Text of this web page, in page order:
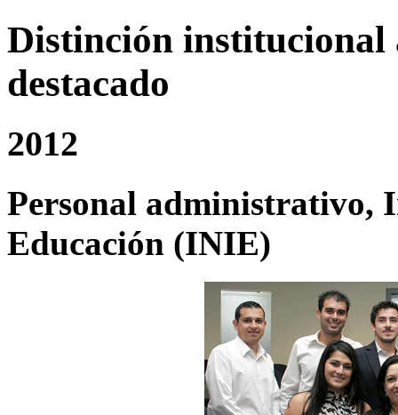
Distinción
destacado
2012
Personal administrativo,
Educación (INIE)